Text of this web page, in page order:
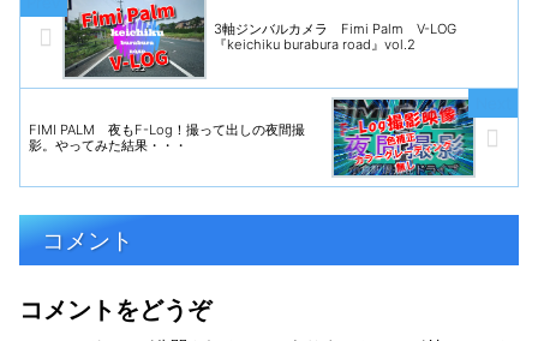
す！なぜ今「はえぬき」がおす
すめなのか、その魅力と賢い入
3軸ジンバルカメラ Fimi Palm V-LOG
『keichiku burabura road』vol.2
FIMI PALM 夜もF-Log！撮って出しの夜間撮
影。やってみた結果・・・
コメント
コメントをどうぞ